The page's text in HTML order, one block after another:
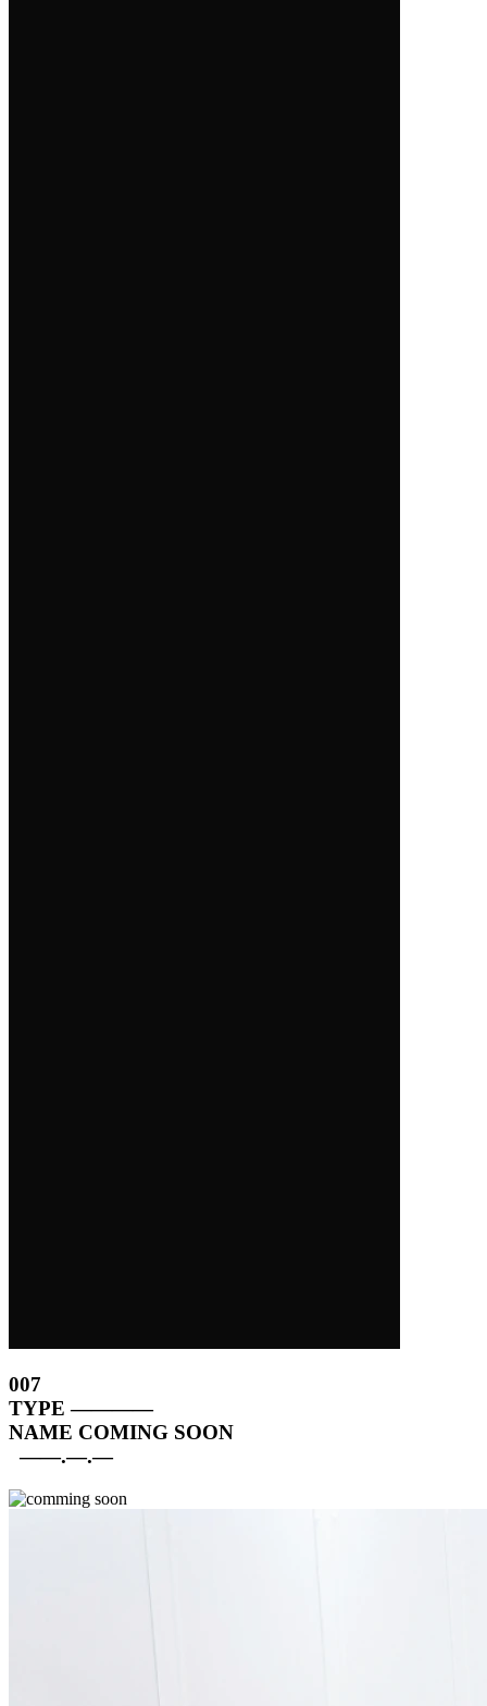
007
TYPE ————
NAME COMING SOON
——.—.—